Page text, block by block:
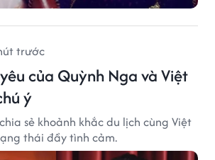
trước
của Quỳnh Nga và Việt
ý
sẻ khoảnh khắc du lịch cùng Việt
thái đầy tình cảm.